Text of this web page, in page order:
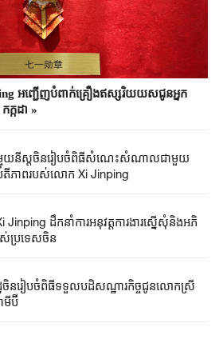
អញ្ជើញបំពាក់គ្រឿងឥស្សរិយយសជូន​អ្នក
កដា »
ម្មុយនីស្តចិនរៀបចំពិធីសំណេះសំណាលជាមួយ
ដឹកនាំការអនុវត្តការងារស្នើសុំនិងអភិ
ប្រទេសចិន
ចិនរៀបចំ​ពិធីទទួលបដិសណ្ឋារកិច្ច​ជូន​លោកស្រី​
មីប៊ី